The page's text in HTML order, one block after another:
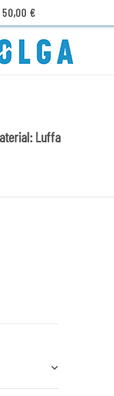
€
Luffa